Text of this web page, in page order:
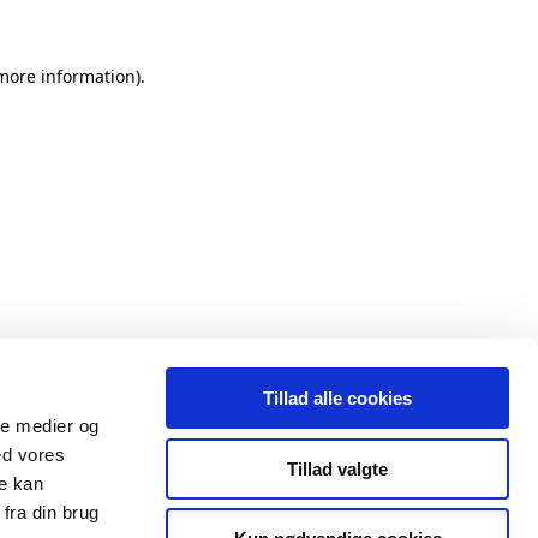
medier og
vores
kan
din brug
Tillad alle cookies
Tillad valgte
information).